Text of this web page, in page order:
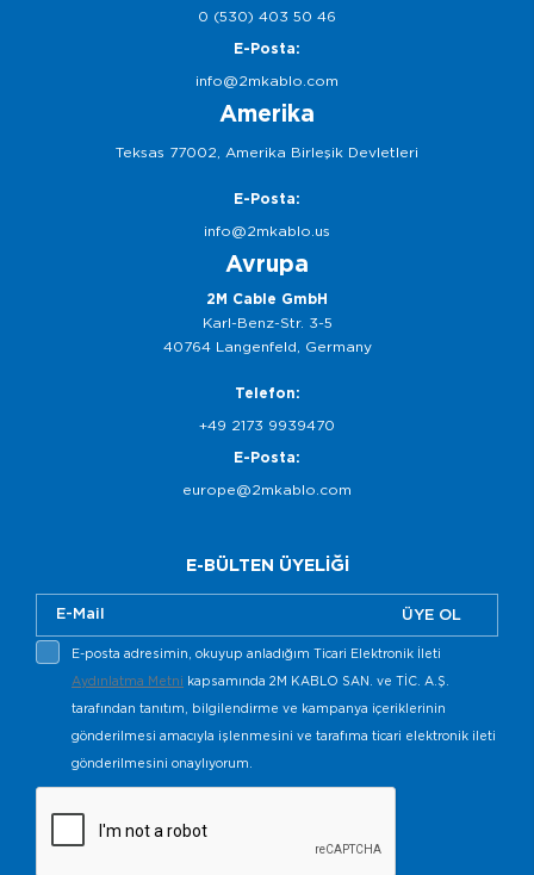
0 (530) 403 50 46
E-Posta:
info@2mkablo.com
Amerika
Teksas 77002, Amerika Birleşik Devletleri
E-Posta:
info@2mkablo.us
Avrupa
2M Cable GmbH
Karl-Benz-Str. 3-5
40764 Langenfeld, Germany
Telefon:
+49 2173 9939470
E-Posta:
europe@2mkablo.com
E-BÜLTEN ÜYELİĞİ
ÜYE OL
E-posta adresimin, okuyup anladığım Ticari Elektronik İleti
Aydınlatma Metni kapsamında 2M KABLO SAN. ve TİC. A.Ş.
tarafından tanıtım, bilgilendirme ve kampanya içeriklerinin
gönderilmesi amacıyla işlenmesini ve tarafıma ticari elektronik ileti
gönderilmesini onaylıyorum.